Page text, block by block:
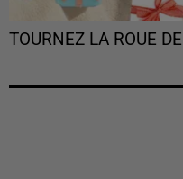
TOURNEZ LA ROUE